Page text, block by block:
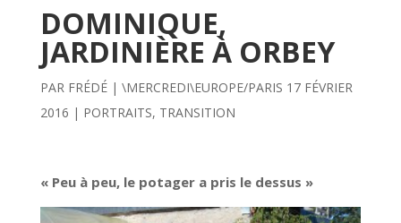
DOMINIQUE,
JARDINIÈRE À ORBEY
PAR FRÉDÉ| \MERCREDI\EUROPE/PARIS 17 FÉVRIER
2016 | PORTRAITS, TRANSITION
« Peu à peu, le potager a pris le dessus »